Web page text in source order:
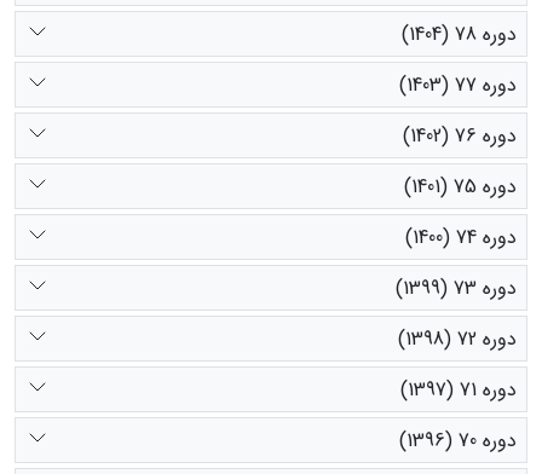
دوره 78 (1404)
دوره 77 (1403)
دوره 76 (1402)
دوره 75 (1401)
دوره 74 (1400)
دوره 73 (1399)
دوره 72 (1398)
دوره 71 (1397)
دوره 70 (1396)